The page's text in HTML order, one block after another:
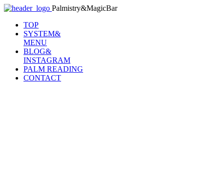
Palmistry&MagicBar
TOP
SYSTEM&
MENU
BLOG&
INSTAGRAM
PALM READING
CONTACT